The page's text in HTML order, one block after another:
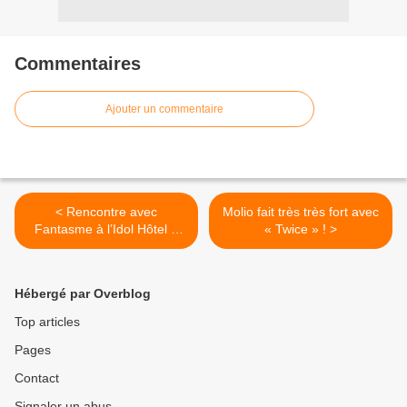
Commentaires
Ajouter un commentaire
< Rencontre avec
Fantasme à l’Idol Hôtel à
l’occasion de la parution de
Molio fait très très fort avec
« Twice » ! >
Hébergé par Overblog
Top articles
Pages
Contact